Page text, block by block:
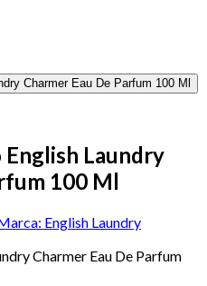
Laundry
100 Ml
English Laundry
Charmer Eau De Parfum